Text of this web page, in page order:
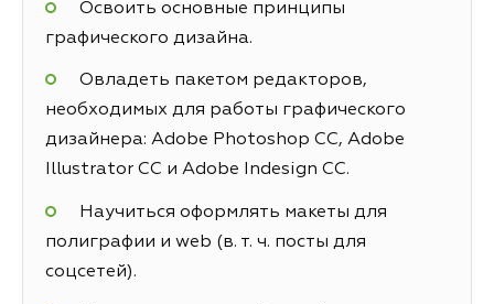
Освоить основные принципы
графического дизайна.
Овладеть пакетом редакторов,
необходимых для работы графического
дизайнера: Adobe Photoshop CC, Adobe
Illustrator CC и Adobe Indesign CC.
Научиться оформлять макеты для
полиграфии и web (в. т. ч. посты для
соцсетей).